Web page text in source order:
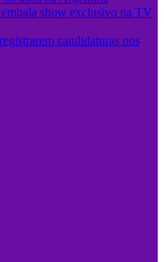
show exclusivo na TV
candidaturas nos